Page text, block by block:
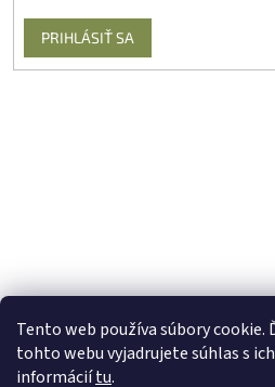
Tento web používa súbory cookie.
tohto webu vyjadrujete súhlas s
informáciítu.
PRIHLÁSIŤ SA